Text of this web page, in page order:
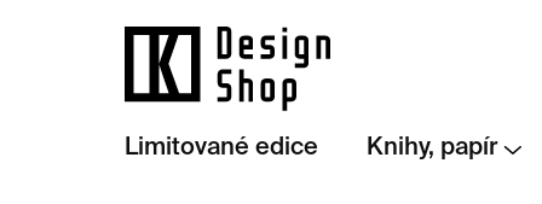
Limitované edice Knihy, papír